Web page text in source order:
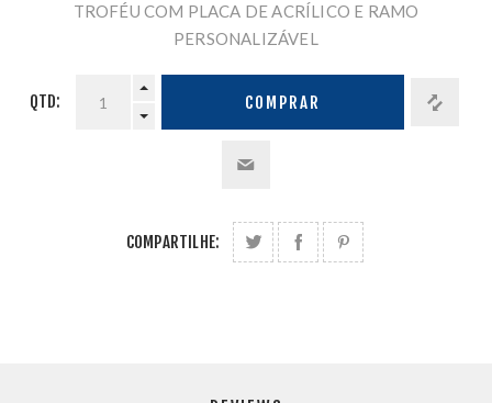
TROFÉU COM PLACA DE ACRÍLICO E RAMO
PERSONALIZÁVEL
QTD: COMPRAR
COMPARTILHE: